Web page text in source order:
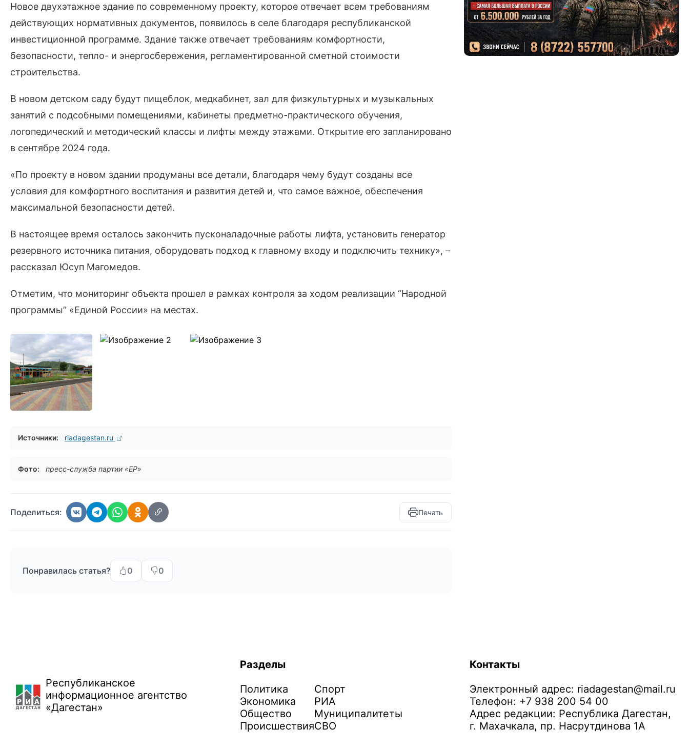
Новое двухэтажное здание по современному проекту, которое отвечает всем требованиям
действующих нормативных документов, появилось в селе благодаря республиканской
инвестиционной программе. Здание также отвечает требованиям комфортности,
безопасности, тепло- и энергосбережения, регламентированной сметной стоимости
строительства.
В новом детском саду будут пищеблок, медкабинет, зал для физкультурных и музыкальных
занятий с подсобными помещениями, кабинеты предметно-практического обучения,
логопедический и методический классы и лифты между этажами. Открытие его запланировано
в сентябре 2024 года.
«По проекту в новом здании продуманы все детали, благодаря чему будут созданы все
условия для комфортного воспитания и развития детей и, что самое важное, обеспечения
максимальной безопасности детей.
В настоящее время осталось закончить пусконаладочные работы лифта, установить генератор
резервного источника питания, оборудовать подход к главному входу и подключить технику», –
рассказал Юсуп Магомедов.
Отметим, что мониторинг объекта прошел в рамках контроля за ходом реализации “Народной
программы” «Единой России» на местах.
Источники: riadagestan.ru
Фото: пресс-служба партии «ЕР»
Поделиться: Печать
Понравилась статья? 0 0
Республиканское
информационное агентство
«Дагестан»
Разделы
Политика
Экономика
Общество
Происшествия
Спорт
РИА
Муниципалитеты
СВО
Контакты
Электронный адрес: riadagestan@mail.ru
Телефон: +7 938 200 54 00
Адрес редакции: Республика Дагестан,
г. Махачкала, пр. Насрутдинова 1А